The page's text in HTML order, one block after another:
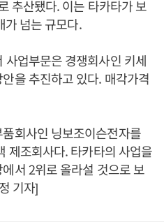
추산됐다. 이는 타카타가 보
가 넘는 규모다.
업부문은 경쟁회사인 키세
을 추진하고 있다. 매각가격
회사인 닝보조이슨전자를
제조회사다. 타카타의 사업을
서 2위로 올라설 것으로 보
기자]